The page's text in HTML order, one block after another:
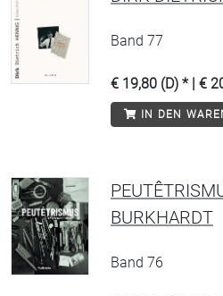
Band 77
€ 19,80 (D) * | €
IN DEN
BURKHARDT
Band 76